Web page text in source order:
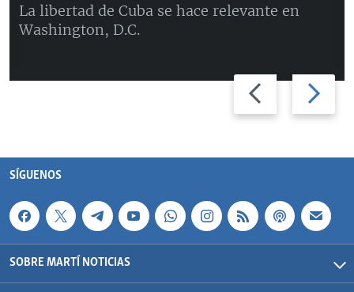
Previous
slide
Next
slide
La libertad de Cuba se hace relevante en
Washington, D.C.
SÍGUENOS
SOBRE MARTÍ NOTICIAS